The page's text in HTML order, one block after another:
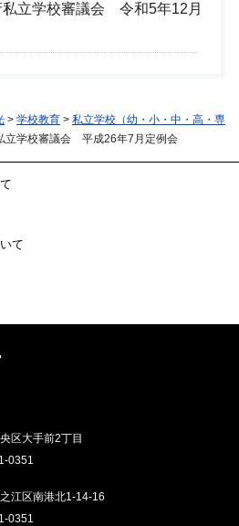
私立学校審議会 令和5年12月
> 学校教育 > 私立学校（幼・小・中・高・専
立学校審議会 平成26年7月定例会
て
区大手前2丁目
0351
江区南港北1-14-16
0351